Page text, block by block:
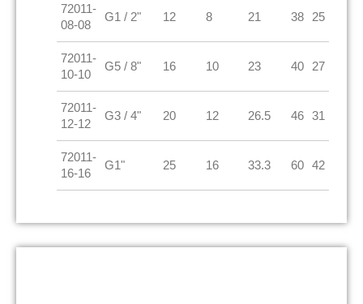
72011-
08-08
G1 / 2" 12 8 21 38 25
72011-
10-10
G5 / 8" 16 10 23 40 27
72011-
12-12
G3 / 4" 20 12 26.5 46 31
72011-
16-16
G1" 25 16 33.3 60 42